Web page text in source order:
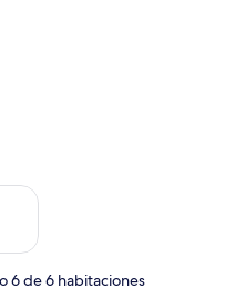
fin de semana
6 de 6 habitaciones